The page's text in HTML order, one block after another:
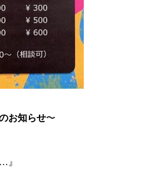
お知らせ〜
』